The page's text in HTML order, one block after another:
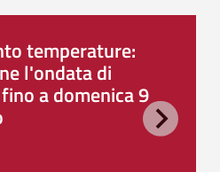
temperature:
l'ondata di
a domenica 9